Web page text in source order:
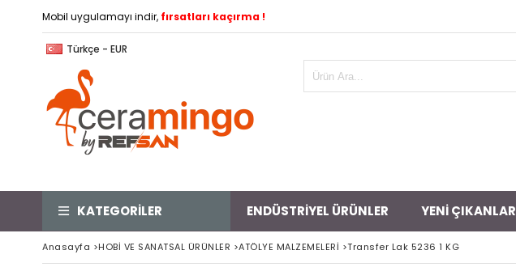
Mobil uygulamayı indir, fırsatları kaçırma !
Türkçe - EUR
KATEGORİLER ENDÜSTRİYEL ÜRÜNLER YENİ ÇIKANLAR
Anasayfa >HOBİ VE SANATSAL ÜRÜNLER >ATÖLYE MALZEMELERİ >Transfer Lak 5236 1 KG